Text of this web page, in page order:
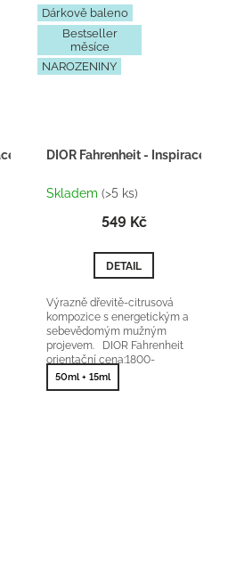
H102 - tester 2ml
Dárkově baleno
Bestseller
měsíce
NAROZENINY
DIOR Fahrenheit - Inspirace
Skladem (>5 ks)
549 Kč
DETAIL
Výrazně dřevitě-citrusová
kompozice s energetickým a
sebevědomým mužným
projevem. DIOR Fahrenheit
orientační cena:1800-
2600Kč/100ml 25 % vonné
esence
50ml + 15ml